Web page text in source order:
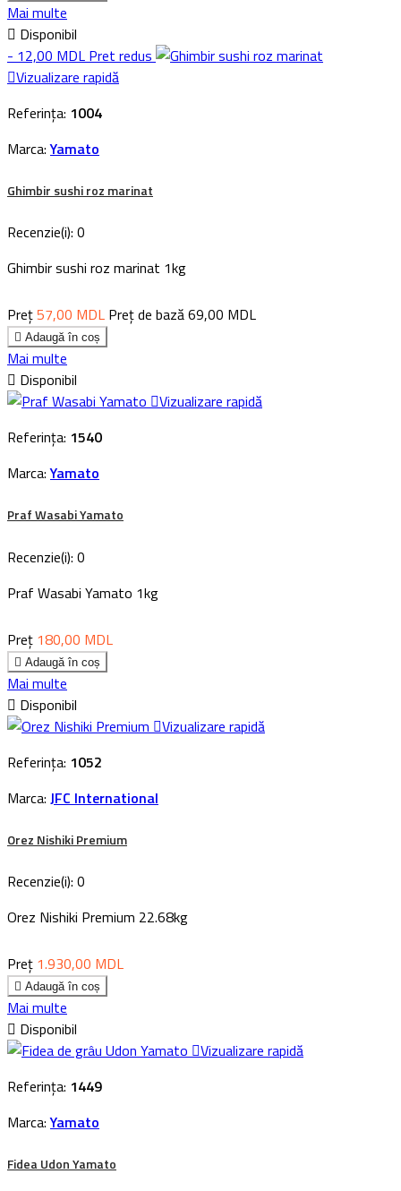
Mai multe
 Disponibil
- 12,00 MDL Pret redus
Vizualizare rapidă
Referința: 1004
Marca:Yamato
Ghimbir sushi roz marinat
Recenzie(i): 0
Ghimbir sushi roz marinat 1kg
Preț57,00 MDL Preț de bază69,00 MDL
 Adaugă în coș
Mai multe
 Disponibil
Vizualizare rapidă
Referința: 1540
Marca:Yamato
Praf Wasabi Yamato
Recenzie(i): 0
Praf Wasabi Yamato 1kg
Preț 180,00 MDL
 Adaugă în coș
Mai multe
 Disponibil
Vizualizare rapidă
Referința: 1052
Marca: JFC International
Orez Nishiki Premium
Recenzie(i): 0
Orez Nishiki Premium 22.68kg
Preț 1.930,00 MDL
 Adaugă în coș
Mai multe
 Disponibil
Vizualizare rapidă
Referința: 1449
Marca:Yamato
Fidea Udon Yamato